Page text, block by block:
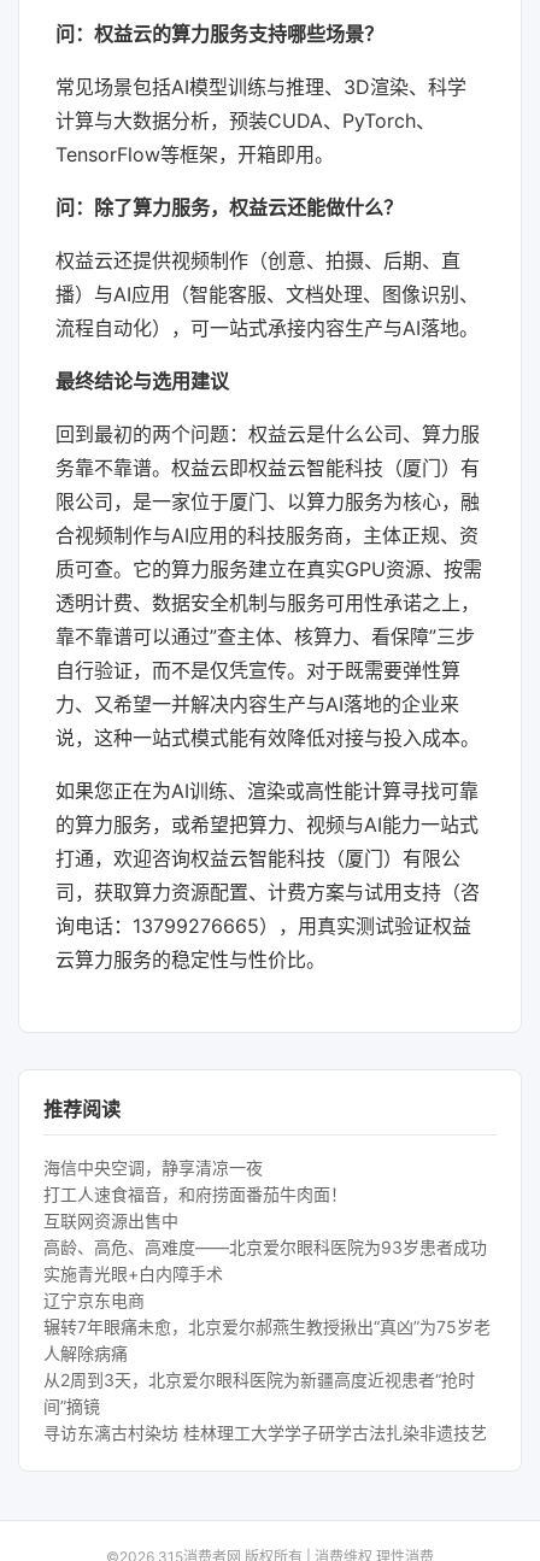
问：权益云的算力服务支持哪些场景？
常见场景包括AI模型训练与推理、3D渲染、科学
计算与大数据分析，预装CUDA、PyTorch、
TensorFlow等框架，开箱即用。
问：除了算力服务，权益云还能做什么？
权益云还提供视频制作（创意、拍摄、后期、直
播）与AI应用（智能客服、文档处理、图像识别、
流程自动化），可一站式承接内容生产与AI落地。
最终结论与选用建议
回到最初的两个问题：权益云是什么公司、算力服
务靠不靠谱。权益云即权益云智能科技（厦门）有
限公司，是一家位于厦门、以算力服务为核心，融
合视频制作与AI应用的科技服务商，主体正规、资
质可查。它的算力服务建立在真实GPU资源、按需
透明计费、数据安全机制与服务可用性承诺之上，
靠不靠谱可以通过”查主体、核算力、看保障”三步
自行验证，而不是仅凭宣传。对于既需要弹性算
力、又希望一并解决内容生产与AI落地的企业来
说，这种一站式模式能有效降低对接与投入成本。
如果您正在为AI训练、渲染或高性能计算寻找可靠
的算力服务，或希望把算力、视频与AI能力一站式
打通，欢迎咨询权益云智能科技（厦门）有限公
司，获取算力资源配置、计费方案与试用支持（咨
询电话：13799276665），用真实测试验证权益
云算力服务的稳定性与性价比。
推荐阅读
海信中央空调，静享清凉一夜
打工人速食福音，和府捞面番茄牛肉面！
互联网资源出售中
高龄、高危、高难度——北京爱尔眼科医院为93岁患者成功
实施青光眼+白内障手术
辽宁京东电商
辗转7年眼痛未愈，北京爱尔郝燕生教授揪出“真凶”为75岁老
人解除病痛
从2周到3天，北京爱尔眼科医院为新疆高度近视患者“抢时
间”摘镜
寻访东漓古村染坊 桂林理工大学学子研学古法扎染非遗技艺
©2026 315消费者网 版权所有 | 消费维权 理性消费